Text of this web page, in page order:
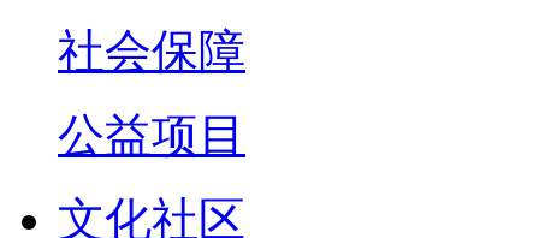
社会保障
公益项目
文化社区